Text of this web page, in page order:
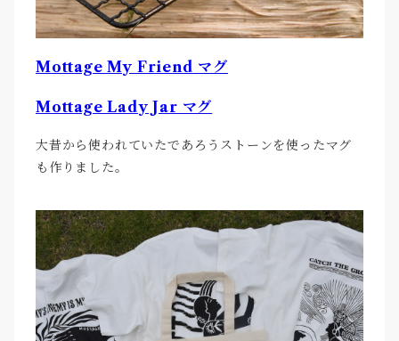
Mottage My Friend マグ
Mottage Lady Jar マグ
大昔から使われていたであろうストーンを使ったマグ
も作りました。